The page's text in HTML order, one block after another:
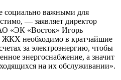
социально важными для
— заявляет директор
«ЭК «Восток» Игорь
необходимо в кратчайшие
за электроэнергию, чтобы
энергоснабжение, а значит
на их обслуживании».